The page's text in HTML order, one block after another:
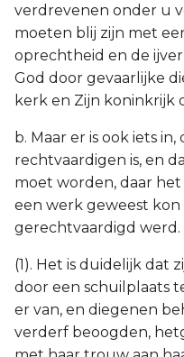
verdrevenen onder u
moeten blij zijn met
oprechtheid en de
God door gevaarlijke
kerk en Zijn koninkrijk
b. Maar er is ook iets
rechtvaardigen is, en
moet worden, daar
een werk geweest kon
gerechtvaardigd werd.
(1). Het is duidelijk dat
door een schuilplaats
er van, en diegenen
verderf beoogden,